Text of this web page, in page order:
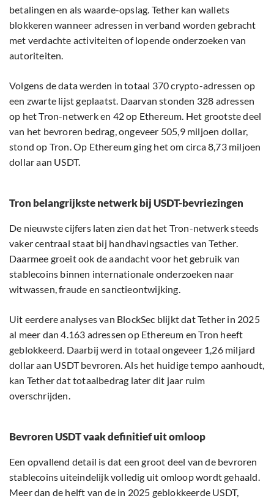
betalingen en als waarde-opslag. Tether kan wallets
blokkeren wanneer adressen in verband worden gebracht
met verdachte activiteiten of lopende onderzoeken van
autoriteiten.
Volgens de data werden in totaal 370 crypto-adressen op
een zwarte lijst geplaatst. Daarvan stonden 328 adressen
op het Tron-netwerk en 42 op Ethereum. Het grootste deel
van het bevroren bedrag, ongeveer 505,9 miljoen dollar,
stond op Tron. Op Ethereum ging het om circa 8,73 miljoen
dollar aan USDT.
Tron belangrijkste netwerk bij USDT-bevriezingen
De nieuwste cijfers laten zien dat het Tron-netwerk steeds
vaker centraal staat bij handhavingsacties van Tether.
Daarmee groeit ook de aandacht voor het gebruik van
stablecoins binnen internationale onderzoeken naar
witwassen, fraude en sanctieontwijking.
Uit eerdere analyses van BlockSec blijkt dat Tether in 2025
al meer dan 4.163 adressen op Ethereum en Tron heeft
geblokkeerd. Daarbij werd in totaal ongeveer 1,26 miljard
dollar aan USDT bevroren. Als het huidige tempo aanhoudt,
kan Tether dat totaalbedrag later dit jaar ruim
overschrijden.
Bevroren USDT vaak definitief uit omloop
Een opvallend detail is dat een groot deel van de bevroren
stablecoins uiteindelijk volledig uit omloop wordt gehaald.
Meer dan de helft van de in 2025 geblokkeerde USDT,